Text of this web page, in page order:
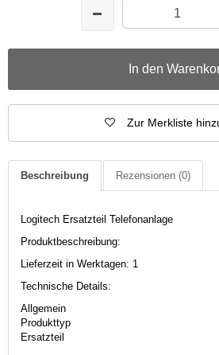
In den
Zur Merkliste
Beschreibung Rezensionen (0)
Logitech Ersatzteil Telefonanlage
Produktbeschreibung:
Lieferzeit in Werktagen: 1
Technische Details:
Allgemein
Produkttyp
Ersatzteil